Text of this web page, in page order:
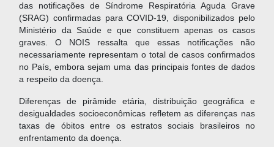
das notificações de Síndrome Respiratória Aguda Grave
(SRAG) confirmadas para COVID-19, disponibilizados pelo
Ministério da Saúde e que constituem apenas os casos
graves. O NOIS ressalta que essas notificações não
necessariamente representam o total de casos confirmados
no País, embora sejam uma das principais fontes de dados
a respeito da doença.
Diferenças de pirâmide etária, distribuição geográfica e
desigualdades socioeconômicas refletem as diferenças nas
taxas de óbitos entre os estratos sociais brasileiros no
enfrentamento da doença.